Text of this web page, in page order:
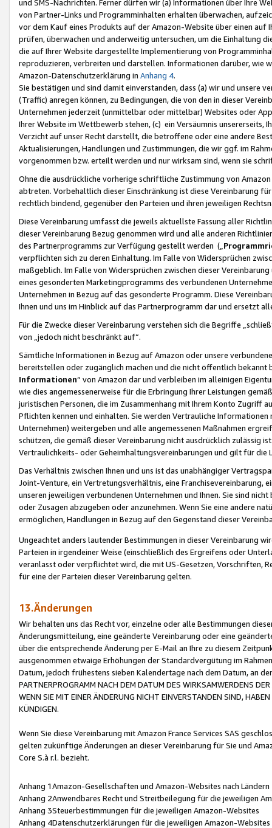
und SMS-Nachrichten. Ferner dürfen wir (a) Informationen über Ihre
von Partner-Links und Programminhalten erhalten überwachen,
vor dem Kauf eines Produkts auf der Amazon-Website über einen
prüfen, überwachen und anderweitig untersuchen, um die Einhaltung
die auf Ihrer Website dargestellte Implementierung von
reproduzieren, verbreiten und darstellen. Informationen darüber, wie
Amazon-Datenschutzerklärung in Anhang 4.
Sie bestätigen und sind damit einverstanden, dass (a) wir und
(Traffic) anregen können, zu Bedingungen, die von den in dieser
Unternehmen jederzeit (unmittelbar oder mittelbar) Websites oder
Ihrer Website im Wettbewerb stehen, (c) ein Versäumnis unsererseits,
Verzicht auf unser Recht darstellt, die betroffene oder eine andere
Aktualisierungen, Handlungen und Zustimmungen, die wir ggf. im
vorgenommen bzw. erteilt werden und nur wirksam sind, wenn sie
Ohne die ausdrückliche vorherige schriftliche Zustimmung von
abtreten. Vorbehaltlich dieser Einschränkung ist diese Vereinbarung
rechtlich bindend, gegenüber den Parteien und ihren jeweiligen
Diese Vereinbarung umfasst die jeweils aktuellste Fassung aller
dieser Vereinbarung Bezug genommen wird und alle anderen
des Partnerprogramms zur Verfügung gestellt werden („
verpflichten sich zu deren Einhaltung. Im Falle von Widersprüchen
maßgeblich. Im Falle von Widersprüchen zwischen dieser
eines gesonderten Marketingprogramms des verbundenen
Unternehmen in Bezug auf das gesonderte Programm. Diese
Ihnen und uns im Hinblick auf das Partnerprogramm dar und ersetzt
Für die Zwecke dieser Vereinbarung verstehen sich die Begriffe
von „jedoch nicht beschränkt auf“.
Sämtliche Informationen in Bezug auf Amazon oder unsere
bereitstellen oder zugänglich machen und die nicht öffentlich
Informationen“ von Amazon dar und verbleiben im alleinigen
wie dies angemessenerweise für die Erbringung Ihrer Leistungen
juristischen Personen, die im Zusammenhang mit Ihrem Konto
Pflichten kennen und einhalten. Sie werden Vertrauliche
Unternehmen) weitergeben und alle angemessenen Maßnahmen
schützen, die gemäß dieser Vereinbarung nicht ausdrücklich zulässig
Vertraulichkeits- oder Geheimhaltungsvereinbarungen und gilt für die
Das Verhältnis zwischen Ihnen und uns ist das unabhängiger
Joint-Venture, ein Vertretungsverhältnis, eine Franchisevereinbarung,
unseren jeweiligen verbundenen Unternehmen und Ihnen. Sie sind
oder Zusagen abzugeben oder anzunehmen. Wenn Sie eine andere
ermöglichen, Handlungen in Bezug auf den Gegenstand dieser
Ungeachtet anders lautender Bestimmungen in dieser Vereinbarung
Parteien in irgendeiner Weise (einschließlich des Ergreifens oder
veranlasst oder verpflichtet wird, die mit US-Gesetzen, Vorschriften,
für eine der Parteien dieser Vereinbarung gelten.
13.Änderungen
Wir behalten uns das Recht vor, einzelne oder alle Bestimmungen
Änderungsmitteilung, eine geänderte Vereinbarung oder eine
über die entsprechende Änderung per E-Mail an Ihre zu diesem
ausgenommen etwaige Erhöhungen der Standardvergütung im
Datum, jedoch frühestens sieben Kalendertage nach dem Datum, an
PARTNERPROGRAMM NACH DEM DATUM DES WIRKSAMWERDENS
WENN SIE MIT EINER ÄNDERUNG NICHT EINVERSTANDEN SIND,
KÜNDIGEN.
Wenn Sie diese Vereinbarung mit Amazon France Services SAS
gelten zukünftige Änderungen an dieser Vereinbarung für Sie und
Core S.à r.l. bezieht.
Anhang 1Amazon-Gesellschaften und Amazon-Websites nach Ländern
Anhang 2Anwendbares Recht und Streitbeilegung für die jeweiligen
Anhang 3Steuerbestimmungen für die jeweiligen Amazon-Websites
Anhang 4Datenschutzerklärungen für die jeweiligen Amazon-Websites